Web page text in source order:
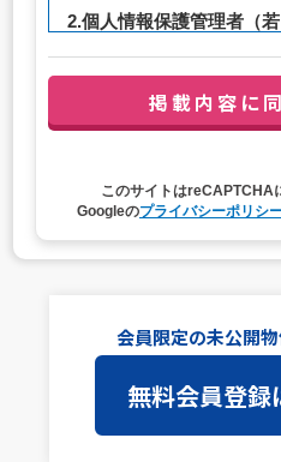
2.個人情報保護管理者（
連絡先：
（1）お問い合わせ対応（本
4. 個人情報取扱いの委託
当社は事業運営上、前項利用
を外部に委託することがあり
護水準の高い委託先を選定し
保持についての契約を交わし
このサイトはreCAPTCHA
Googleのプライバシーポリシ
会員限定の未公開
無料会員登